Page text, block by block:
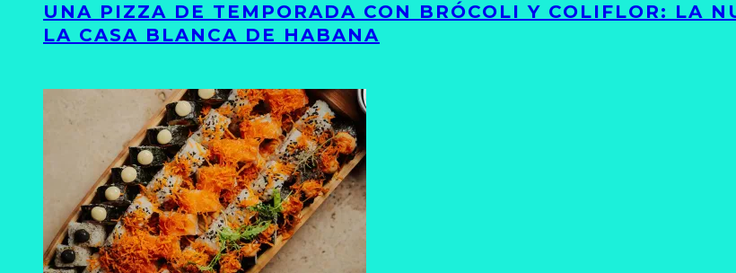
UNA PIZZA DE TEMPORADA CON BRÓCOLI Y COLIFLOR: LA
LA CASA BLANCA DE HABANA